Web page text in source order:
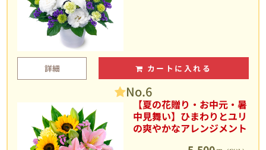
詳細 カートに入れる
No.6
【夏の花贈り・お中元・暑
中見舞い】ひまわりとユリ
の爽やかなアレンジメント